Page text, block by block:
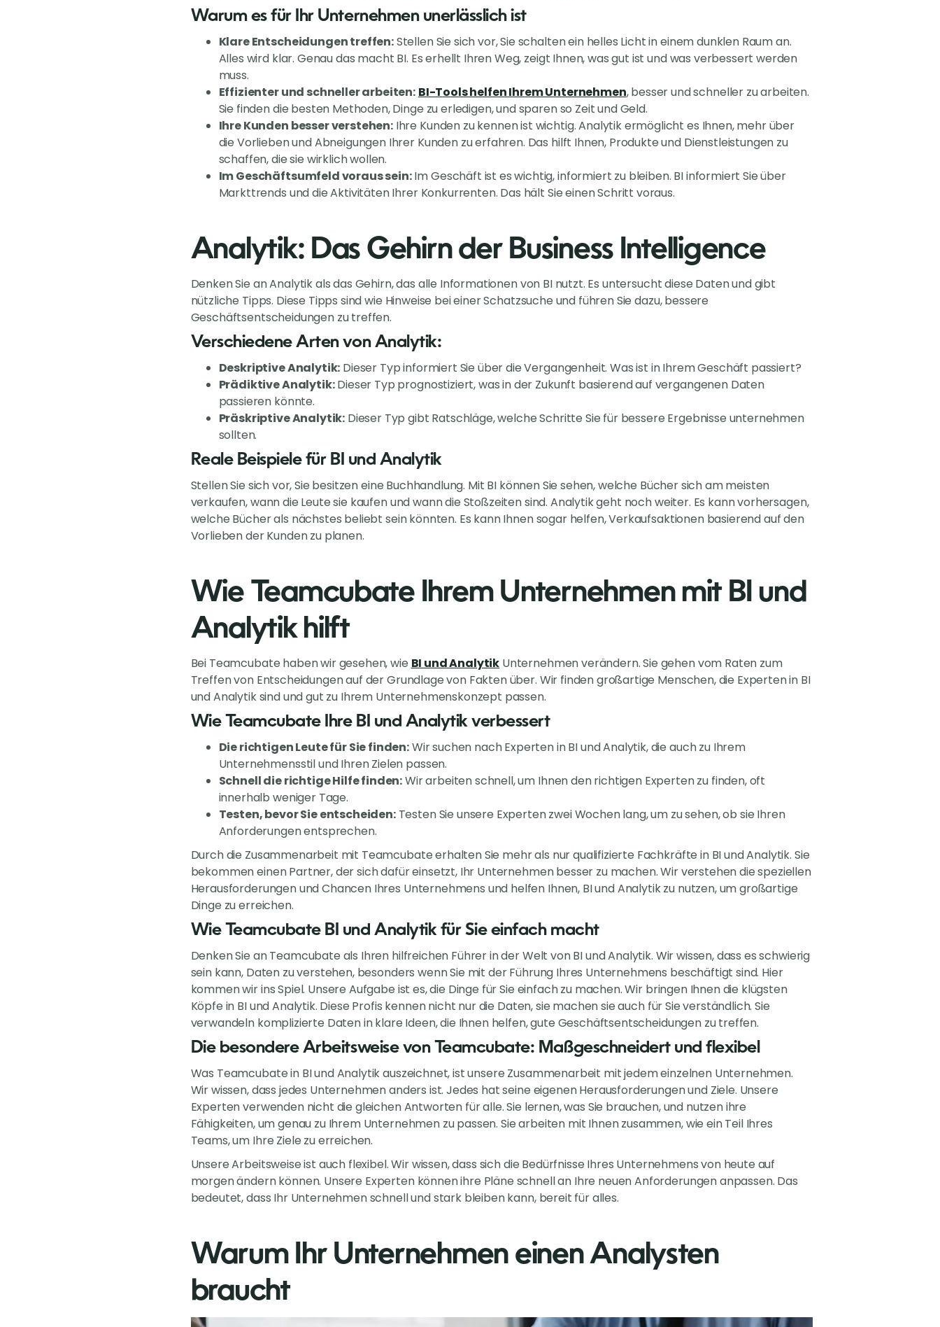
Warum es für Ihr Unternehmen unerlässlich ist
Klare Entscheidungen treffen:Stellen Sie sich vor, Sie schalten ein helles Licht in einem dunklen Raum an.
Alles wird klar. Genau das macht BI. Es erhellt Ihren Weg, zeigt Ihnen, was gut ist und was verbessert werden
muss.
Effizienter und schneller arbeiten: BI-Tools helfen Ihrem Unternehmen, besser und schneller zu arbeiten.
Sie finden die besten Methoden, Dinge zu erledigen, und sparen so Zeit und Geld.
Ihre Kunden besser verstehen:Ihre Kunden zu kennen ist wichtig. Analytik ermöglicht es Ihnen, mehr über
die Vorlieben und Abneigungen Ihrer Kunden zu erfahren. Das hilft Ihnen, Produkte und Dienstleistungen zu
schaffen, die sie wirklich wollen.
Im Geschäftsumfeld voraus sein:Im Geschäft ist es wichtig, informiert zu bleiben. BI informiert Sie über
Markttrends und die Aktivitäten Ihrer Konkurrenten. Das hält Sie einen Schritt voraus.
Analytik: Das Gehirn der Business Intelligence
Denken Sie an Analytik als das Gehirn, das alle Informationen von BI nutzt. Es untersucht diese Daten und gibt
nützliche Tipps. Diese Tipps sind wie Hinweise bei einer Schatzsuche und führen Sie dazu, bessere
Geschäftsentscheidungen zu treffen.
Verschiedene Arten von Analytik:
Deskriptive Analytik: Dieser Typ informiert Sie über die Vergangenheit. Was ist in Ihrem Geschäft passiert?
Prädiktive Analytik:Dieser Typ prognostiziert, was in der Zukunft basierend auf vergangenen Daten
passieren könnte.
Präskriptive Analytik: Dieser Typ gibt Ratschläge, welche Schritte Sie für bessere Ergebnisse unternehmen
sollten.
Reale Beispiele für BI und Analytik
Stellen Sie sich vor, Sie besitzen eine Buchhandlung. Mit BI können Sie sehen, welche Bücher sich am meisten
verkaufen, wann die Leute sie kaufen und wann die Stoßzeiten sind. Analytik geht noch weiter. Es kann vorhersagen,
welche Bücher als nächstes beliebt sein könnten. Es kann Ihnen sogar helfen, Verkaufsaktionen basierend auf den
Vorlieben der Kunden zu planen.
Wie Teamcubate Ihrem Unternehmen mit BI und
Analytik hilft
Bei Teamcubate haben wir gesehen, wie BI und Analytik Unternehmen verändern. Sie gehen vom Raten zum
Treffen von Entscheidungen auf der Grundlage von Fakten über. Wir finden großartige Menschen, die Experten in BI
und Analytik sind und gut zu Ihrem Unternehmenskonzept passen.
Wie Teamcubate Ihre BI und Analytik verbessert
Die richtigen Leute für Sie finden:Wir suchen nach Experten in BI und Analytik, die auch zu Ihrem
Unternehmensstil und Ihren Zielen passen.
Schnell die richtige Hilfe finden:Wir arbeiten schnell, um Ihnen den richtigen Experten zu finden, oft
innerhalb weniger Tage.
Testen, bevor Sie entscheiden:Testen Sie unsere Experten zwei Wochen lang, um zu sehen, ob sie Ihren
Anforderungen entsprechen.
Durch die Zusammenarbeit mit Teamcubate erhalten Sie mehr als nur qualifizierte Fachkräfte in BI und Analytik. Sie
bekommen einen Partner, der sich dafür einsetzt, Ihr Unternehmen besser zu machen. Wir verstehen die speziellen
Herausforderungen und Chancen Ihres Unternehmens und helfen Ihnen, BI und Analytik zu nutzen, um großartige
Dinge zu erreichen.
Wie Teamcubate BI und Analytik für Sie einfach macht
Denken Sie an Teamcubate als Ihren hilfreichen Führer in der Welt von BI und Analytik. Wir wissen, dass es schwierig
sein kann, Daten zu verstehen, besonders wenn Sie mit der Führung Ihres Unternehmens beschäftigt sind. Hier
kommen wir ins Spiel. Unsere Aufgabe ist es, die Dinge für Sie einfach zu machen. Wir bringen Ihnen die klügsten
Köpfe in BI und Analytik. Diese Profis kennen nicht nur die Daten, sie machen sie auch für Sie verständlich. Sie
verwandeln komplizierte Daten in klare Ideen, die Ihnen helfen, gute Geschäftsentscheidungen zu treffen.
Die besondere Arbeitsweise von Teamcubate: Maßgeschneidert und flexibel
Was Teamcubate in BI und Analytik auszeichnet, ist unsere Zusammenarbeit mit jedem einzelnen Unternehmen.
Wir wissen, dass jedes Unternehmen anders ist. Jedes hat seine eigenen Herausforderungen und Ziele. Unsere
Experten verwenden nicht die gleichen Antworten für alle. Sie lernen, was Sie brauchen, und nutzen ihre
Fähigkeiten, um genau zu Ihrem Unternehmen zu passen. Sie arbeiten mit Ihnen zusammen, wie ein Teil Ihres
Teams, um Ihre Ziele zu erreichen.
Unsere Arbeitsweise ist auch flexibel. Wir wissen, dass sich die Bedürfnisse Ihres Unternehmens von heute auf
morgen ändern können. Unsere Experten können ihre Pläne schnell an Ihre neuen Anforderungen anpassen. Das
bedeutet, dass Ihr Unternehmen schnell und stark bleiben kann, bereit für alles.
Warum Ihr Unternehmen einen Analysten
braucht